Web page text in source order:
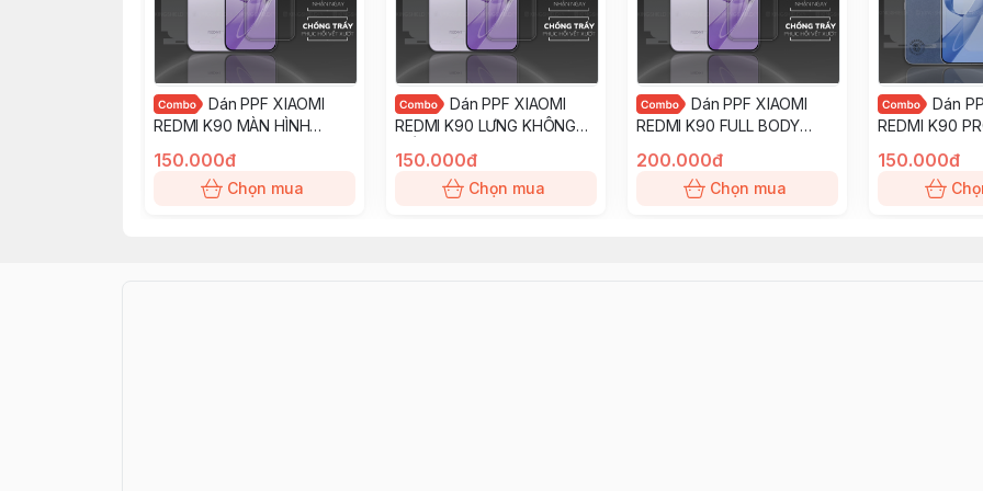
Dán PPF XIAOMI
REDMI K90 MÀN HÌNH
xướt ít bám vân tay
KINGSHIELD
150.000đ
Chọn mua
Dán PPF XIAOMI
REDMI K90 LƯNG KHÔNG
ít bám vân tay KINGSHIELD
150.000đ
Chọn mua
Dán PPF XIAOMI
REDMI K90 FULL BODY
vân tay KINGSHIELD
200.000đ
Chọn mua
Dán
REDMI K90
trầy xướt ít
KINGSHIELD
150.000đ